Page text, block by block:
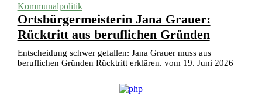
Kommunalpolitik
Ortsbürgermeisterin Jana Grauer:
Rücktritt aus beruflichen Gründen
Entscheidung schwer gefallen: Jana Grauer muss aus
beruflichen Gründen Rücktritt erklären. vom 19. Juni 2026